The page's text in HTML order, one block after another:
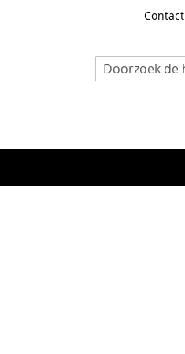
Contact
Search